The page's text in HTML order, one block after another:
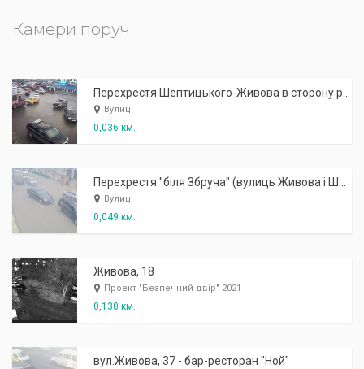
Камери поруч
Вулиці
0,036 км.
Вулиці
0,049 км.
Живова, 18
Проект "Безпечний двір" 2021
0,130 км.
вул.Живова, 37 - бар-ресторан "Ной"